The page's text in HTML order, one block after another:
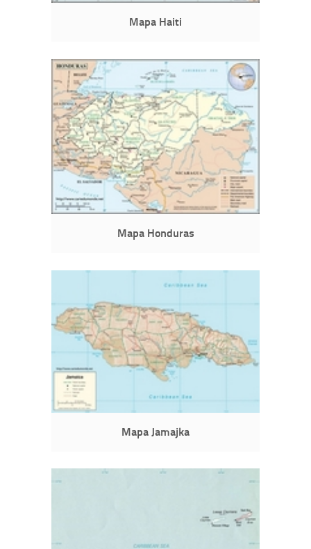
Mapa Haiti
Mapa Honduras
Mapa Jamajka